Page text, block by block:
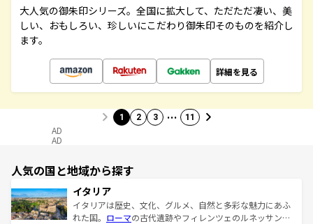
大人気の御朱印シリーズ。全国に拡大して、ただただ凄い、美
しい、おもしろい、珍しいにこだわり御朱印そのものを紹介し
ます。
詳細を見る
1 2 3 … 11
AD
AD
人気の国と地域から探す
イタリア
イタリアは歴史、文化、グルメ、自然と多彩な魅力にあふ
れた国。 ローマの古代遺跡やフィレンツェのルネッサンス